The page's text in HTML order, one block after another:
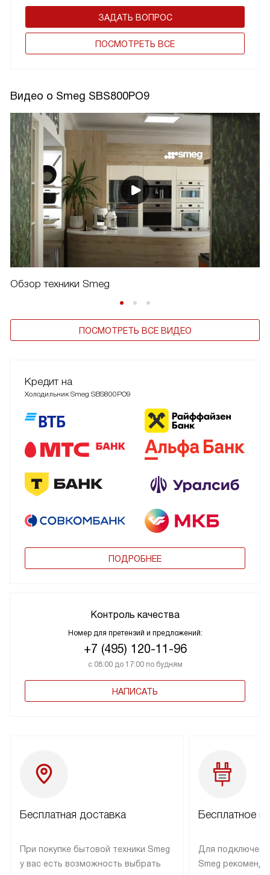
ЗАДАТЬ ВОПРОС
ПОCМОТРЕТЬ ВСЕ
Видео о Smeg SBS800PO9
Обзор техники Smeg
ПОСМОТРЕТЬ ВСЕ ВИДЕО
Кредит на
Холодильник Smeg SBS800PO9
ПОДРОБНЕЕ
Контроль качества
Номер для претензий и предложений:
+7 (495) 120-11-96
с 08:00 до 17:00 по будням
НАПИСАТЬ
Бесплатная доставка
При покупке бытовой техники Smeg
у вас есть возможность выбрать
Бесплатное
Для
Smeg